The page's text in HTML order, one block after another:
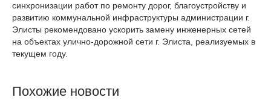
синхронизации работ по ремонту дорог, благоустройству и
развитию коммунальной инфраструктуры администрации г.
Элисты рекомендовано ускорить замену инженерных сетей
на объектах улично-дорожной сети г. Элиста, реализуемых в
текущем году.
Похожие новости